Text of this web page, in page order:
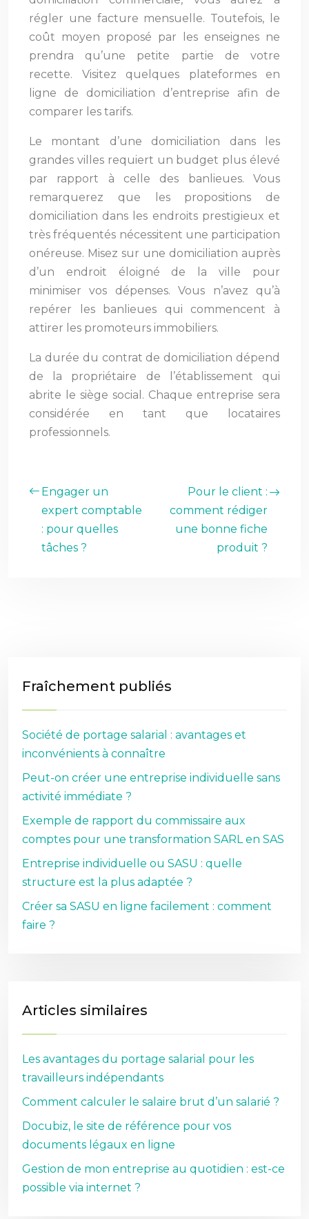
régler une facture mensuelle. Toutefois, le
coût moyen proposé par les enseignes ne
prendra qu’une petite partie de votre
recette. Visitez quelques plateformes en
ligne de domiciliation d’entreprise afin de
comparer les tarifs.
Le montant d’une domiciliation dans les
grandes villes requiert un budget plus élevé
par rapport à celle des banlieues. Vous
remarquerez que les propositions de
domiciliation dans les endroits prestigieux et
très fréquentés nécessitent une participation
onéreuse. Misez sur une domiciliation auprès
d’un endroit éloigné de la ville pour
minimiser vos dépenses. Vous n’avez qu’à
repérer les banlieues qui commencent à
attirer les promoteurs immobiliers.
La durée du contrat de domiciliation dépend
de la propriétaire de l’établissement qui
abrite le siège social. Chaque entreprise sera
considérée en tant que locataires
professionnels.
Engager un
expert comptable
: pour quelles
tâches ?
Pour le client :
comment rédiger
une bonne fiche
produit ?
Fraîchement publiés
Société de portage salarial : avantages et
inconvénients à connaître
Peut-on créer une entreprise individuelle sans
activité immédiate ?
Exemple de rapport du commissaire aux
comptes pour une transformation SARL en SAS
Entreprise individuelle ou SASU : quelle
structure est la plus adaptée ?
Créer sa SASU en ligne facilement : comment
faire ?
Articles similaires
Les avantages du portage salarial pour les
travailleurs indépendants
Comment calculer le salaire brut d’un salarié ?
Docubiz, le site de référence pour vos
documents légaux en ligne
Gestion de mon entreprise au quotidien : est-ce
possible via internet ?